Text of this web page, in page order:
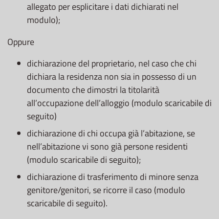
allegato per esplicitare i dati dichiarati nel
modulo);
Oppure
dichiarazione del proprietario, nel caso che chi
dichiara la residenza non sia in possesso di un
documento che dimostri la titolarità
all’occupazione dell’alloggio (modulo scaricabile di
seguito)
dichiarazione di chi occupa già l’abitazione, se
nell’abitazione vi sono già persone residenti
(modulo scaricabile di seguito);
dichiarazione di trasferimento di minore senza
genitore/genitori, se ricorre il caso (modulo
scaricabile di seguito).